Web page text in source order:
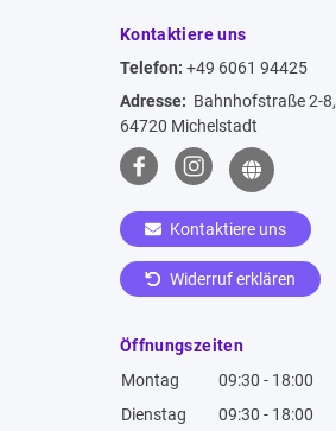
Kontaktiere uns
Telefon: +49 6061 94425
Adresse: Bahnhofstraße 2-8,
64720 Michelstadt
Kontaktiere uns
Widerruf erklären
Öffnungszeiten
Montag
09:30 - 18:00
Dienstag
09:30 - 18:00